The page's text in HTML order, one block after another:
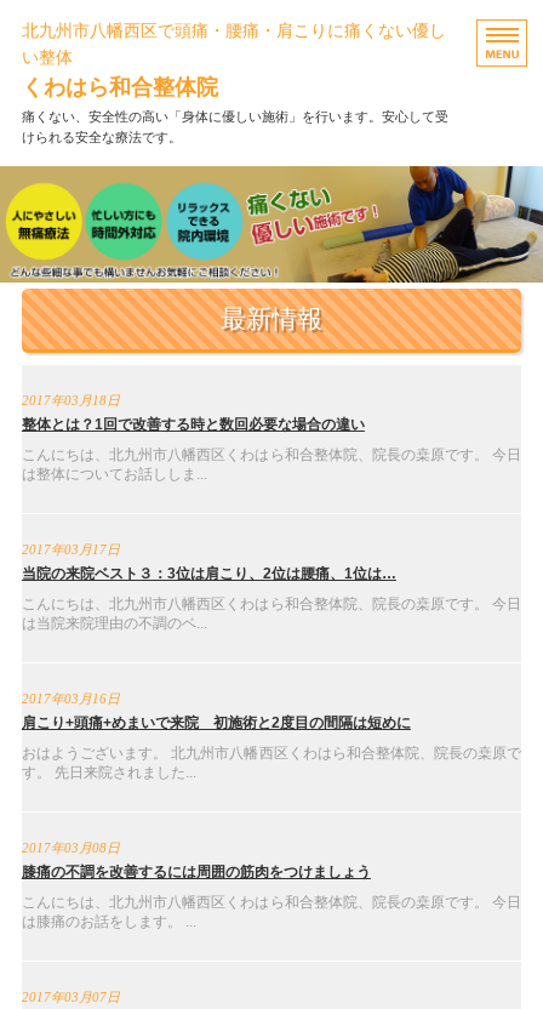
北九州市八幡西区で頭痛・腰痛・肩こりに痛くない優し
い整体
くわはら和合整体院
痛くない、安全性の高い「身体に優しい施術」を行います。安心して受
けられる安全な療法です。
ホーム
施術メニュー・料金
FAQ・お客様の声
当院について
お問い合わせ
最新情報
2017年03月18日
整体とは？1回で改善する時と数回必要な場合の違い
こんにちは、北九州市八幡西区くわはら和合整体院、院長の桒原です。 今日
は整体についてお話ししま...
2017年03月17日
当院の来院ベスト３：3位は肩こり、2位は腰痛、1位は…
こんにちは、北九州市八幡西区くわはら和合整体院、院長の桒原です。 今日
は当院来院理由の不調のベ...
2017年03月16日
肩こり+頭痛+めまいで来院 初施術と2度目の間隔は短めに
おはようございます。 北九州市八幡西区くわはら和合整体院、院長の桒原で
す。 先日来院されました...
2017年03月08日
膝痛の不調を改善するには周囲の筋肉をつけましょう
こんにちは、北九州市八幡西区くわはら和合整体院、院長の桒原です。 今日
は膝痛のお話をします。 ...
2017年03月07日